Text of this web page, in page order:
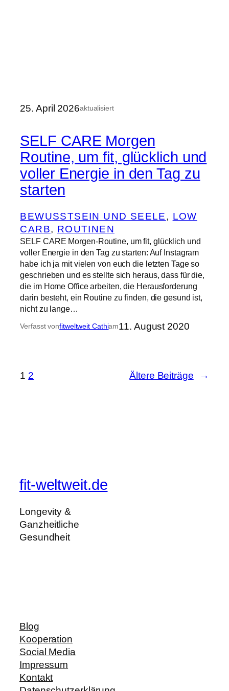
25. April 2026aktualisiert
SELF CARE Morgen
Routine, um fit, glücklich und
voller Energie in den Tag zu
starten
BEWUSSTSEIN UND SEELE, LOW
CARB, ROUTINEN
SELF CARE Morgen-Routine, um fit, glücklich und
voller Energie in den Tag zu starten: Auf Instagram
habe ich ja mit vielen von euch die letzten Tage so
geschrieben und es stellte sich heraus, dass für die,
die im Home Office arbeiten, die Herausforderung
darin besteht, ein Routine zu finden, die gesund ist,
nicht zu lange…
Verfasst vonfitweltweit Cathiam11. August 2020
1 2 Ältere Beiträge →
fit-weltweit.de
Longevity &
Ganzheitliche
Gesundheit
Blog
Kooperation
Social Media
Impressum
Kontakt